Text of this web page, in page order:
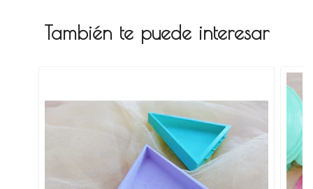
También te puede interesar